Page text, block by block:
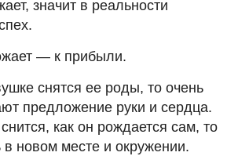
значит в реальности
— к прибыли.
снятся ее роды, то очень
предложение руки и сердца.
как он рождается сам, то
в новом месте и окружении.